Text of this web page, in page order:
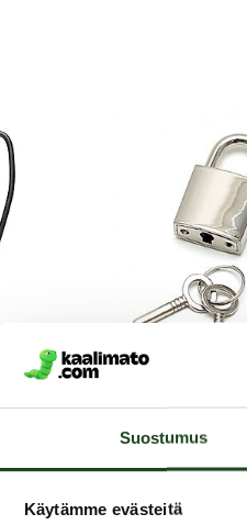
Suostumus
Käytämme evästeitä
Rimba
Bondage
Teräksiset